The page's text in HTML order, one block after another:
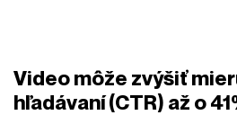
Video môže zvýšiť
hľadávaní (CTR) až o